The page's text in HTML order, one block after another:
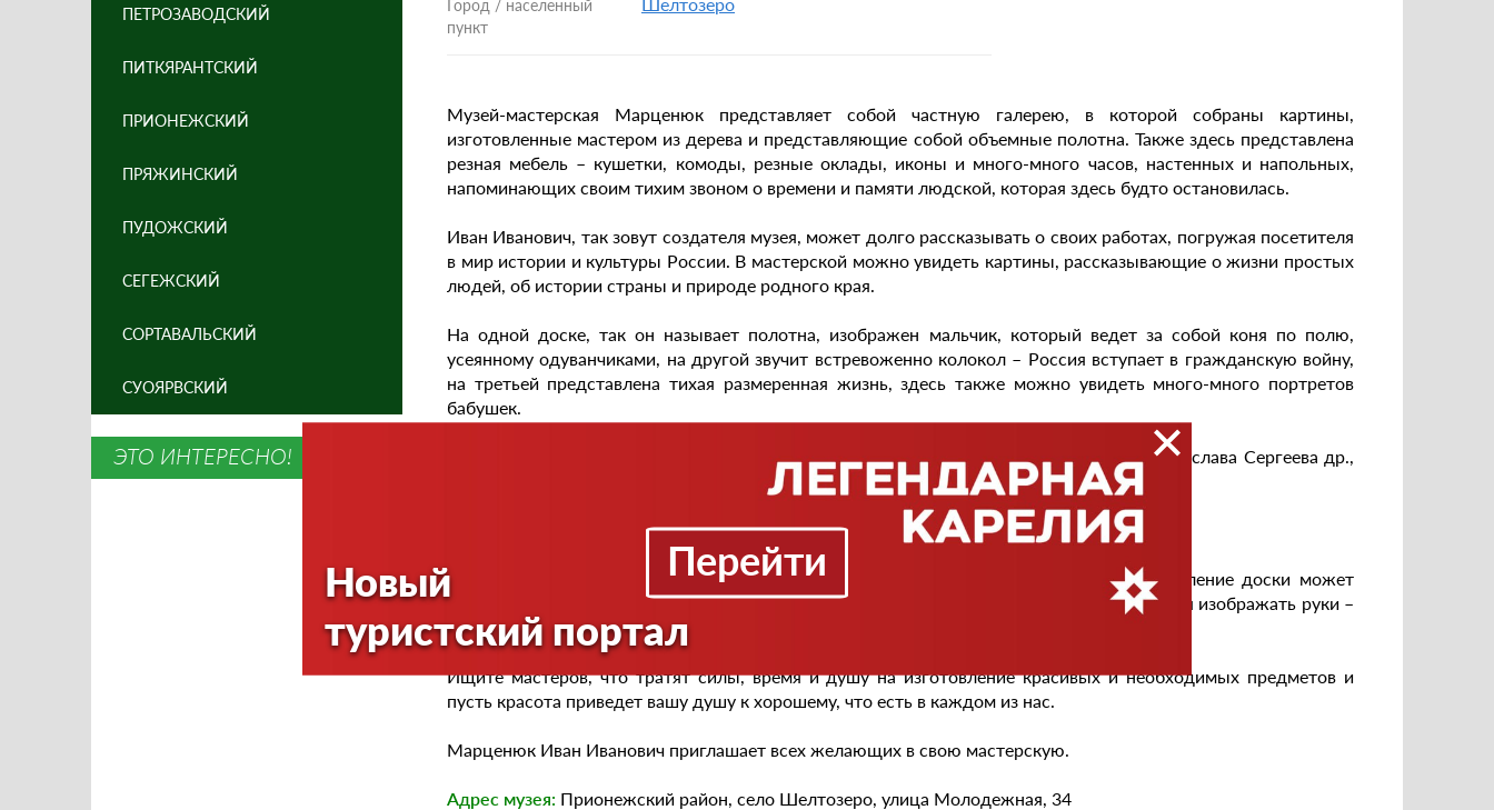
Город / населенный
пункт
Музей-мастерская Марценюк представляет собой частную галерею, в которой собраны картины,
изготовленные мастером из дерева и представляющие собой объемные полотна. Также здесь представлена
резная мебель – кушетки, комоды, резные оклады, иконы и много-много часов, настенных и напольных,
напоминающих своим тихим звоном о времени и памяти людской, которая здесь будто остановилась.
Иван Иванович, так зовут создателя музея, может долго рассказывать о своих работах, погружая посетителя
в мир истории и культуры России. В мастерской можно увидеть картины, рассказывающие о жизни простых
людей, об истории страны и природе родного края.
На одной доске, так он называет полотна, изображен мальчик, который ведет за собой коня по полю,
усеянному одуванчиками, на другой звучит встревоженно колокол – Россия вступает в гражданскую войну,
на третьей представлена тихая размеренная жизнь, здесь также можно увидеть много-много портретов
бабушек.
Все работы выполнены по рисункам вологодских художников Джаны Тунтунджан, Вячеслава Сергеева др.,
так как по его словам рисовать он совсем не умеет.
Также в мастерской много досок со стихами, написанными им самим.
Зал приводит посетителя в раздумье, и многие мысли переполняют сердце. Изготовление доски может
потребовать дни и даже месяцы. По словам владельца музея, больше всего ему нравится изображать руки –
по ним можно прочитать, какую жизнь прожил человек – долгую и трудную.
Ищите мастеров, что тратят силы, время и душу на изготовление красивых и необходимых предметов и
пусть красота приведет вашу душу к хорошему, что есть в каждом из нас.
Марценюк Иван Иванович приглашает всех желающих в свою мастерскую.
Адрес музея: Прионежский район, село Шелтозеро, улица Молодежная, 34
ПЕТРОЗАВОДСКИЙ
ПИТКЯРАНТСКИЙ
ПРИОНЕЖСКИЙ
ПРЯЖИНСКИЙ
ПУДОЖСКИЙ
СЕГЕЖСКИЙ
СОРТАВАЛЬСКИЙ
СУОЯРВСКИЙ
ЭТО ИНТЕРЕСНО!
Новый
туристский портал
Перейти